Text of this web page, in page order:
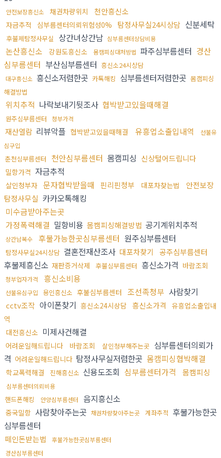
안전보장흥신소 채권차량위치 천안흥신소
자금추적 심부름센터의뢰위험성0% 탐정사무실24시상담 신분세탁
후불제탐정사무실 상간녀상간남 심부름센터상담비용
논산흥신소 강원도흥신소 몸캠피싱대처방법 파주심부름센터 경산
심부름센터 부산심부름센터 흥신소24시상담
대구흥신소 흥신소저렴한곳 카톡해킹 심부름센터저렴한곳 몸캠피싱
해결방법
위치추적 나락보내기뒷조사 협박받고있을때해결
원주심부름센터 청부가격
재산열람 리뷰악플 협박받고있을때해결 유흥업소출입내역
선불유
심구입
춘천심부름센터 천안심부름센터 몸캠피싱 신상털어드립니다
밀항가격 자금추적
살인청부자 문자협박받을때 핀리핀청부 대포차찾는법
안전보장
탐정사무실 카카오톡해킹
미수금받아주는곳
가정폭력해결 밀항비용 몸캠피싱해결방법 공기계위치추적
상간남복수 후불가능한곳심부름센터 원주심부름센터
탐정사무실24시상담 결혼전재산조사 대포차찾기 공주심부름센터
후불제흥신소 재판증거삭제 후불심부름센터 흥신소가격 바람조회
청부업자가격 흥신소비용
선불유심구입 용인흥신소 후불심부름센터 조선족청부 사람찾기
cctv조작 아이폰찾기 흥신소24시상담 흥신소가격 유흥업소출입내
역
대전흥신소 미제사건해결
어려운일해드립니다 바람조회 살인청부해주는곳 심부름센터의뢰가
격 어려운일해드립니다 탐정사무실저렴한곳 몸캠피싱협박해결
학교폭력해결 진해흥신소 신용도조회 심부름센터가격 몸캠피싱
심부름센터의뢰비용
핸드폰해킹 안양심부름센터 음지흥신소
중국밀항 사람찾아주는곳 채권차량찾아주는곳 계좌추적 후불가능한곳
심부름센터
떼인돈받는법
후불가능한곳심부름센터
경산심부름센터